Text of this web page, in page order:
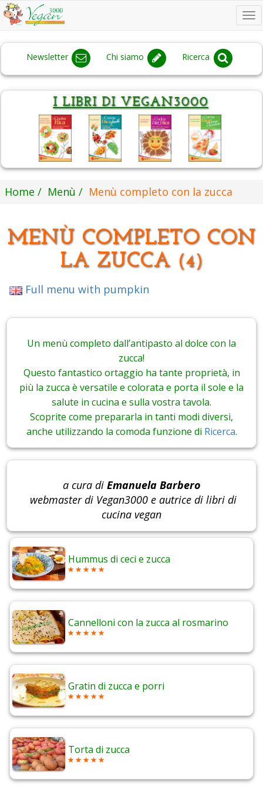
Newsletter Chi siamo Ricerca
Home Menù Menù completo con la zucca
MENÙ COMPLETO CON
LA ZUCCA (4)
Full menu with pumpkin
Un menù completo dall’antipasto al dolce con la
zucca!
Questo fantastico ortaggio ha tante proprietà, in
più la zucca è versatile e colorata e porta il sole e la
salute in cucina e sulla vostra tavola.
Scoprite come prepararla in tanti modi diversi,
anche utilizzando la comoda funzione di Ricerca.
a cura di Emanuela Barbero
webmaster di Vegan3000 e autrice di libri di
cucina vegan
Hummus di ceci e zucca
Cannelloni con la zucca al rosmarino
Gratin di zucca e porri
Torta di zucca